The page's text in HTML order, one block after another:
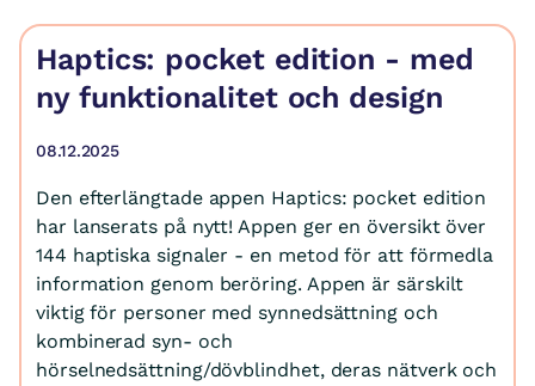
Haptics: pocket edition - med
ny funktionalitet och design
08.12.2025
Den efterlängtade appen Haptics: pocket edition
har lanserats på nytt! Appen ger en översikt över
144 haptiska signaler - en metod för att förmedla
information genom beröring. Appen är särskilt
viktig för personer med synnedsättning och
kombinerad syn- och
hörselnedsättning/dövblindhet, deras nätverk och